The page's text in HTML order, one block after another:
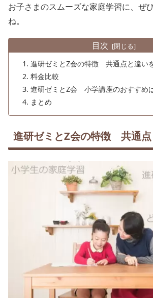
お子さまのスムーズな家庭学習に、ぜ
ね。
目次
進研ゼミとZ会の特徴 共通点と違い
料金比較
進研ゼミとZ会 小学講座のおすすめ
まとめ
進研ゼミとZ会の特徴 共通点